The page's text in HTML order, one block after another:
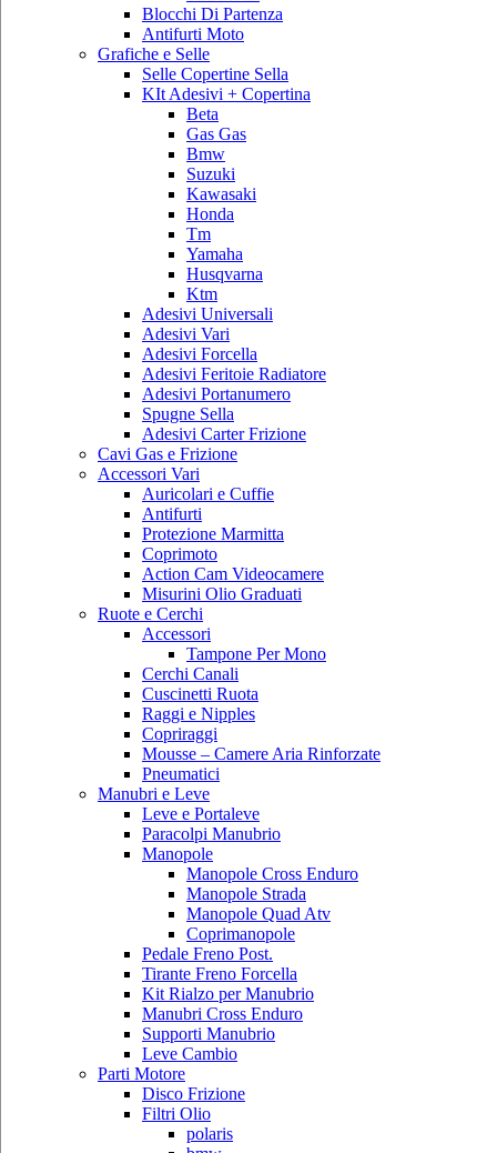
Blocchi Di Partenza
Antifurti Moto
Grafiche e Selle
Selle Copertine Sella
KIt Adesivi + Copertina
Beta
Gas Gas
Bmw
Suzuki
Kawasaki
Honda
Tm
Yamaha
Husqvarna
Ktm
Adesivi Universali
Adesivi Vari
Adesivi Forcella
Adesivi Feritoie Radiatore
Adesivi Portanumero
Spugne Sella
Adesivi Carter Frizione
Cavi Gas e Frizione
Accessori Vari
Auricolari e Cuffie
Antifurti
Protezione Marmitta
Coprimoto
Action Cam Videocamere
Misurini Olio Graduati
Ruote e Cerchi
Accessori
Tampone Per Mono
Cerchi Canali
Cuscinetti Ruota
Raggi e Nipples
Copriraggi
Mousse – Camere Aria Rinforzate
Pneumatici
Manubri e Leve
Leve e Portaleve
Paracolpi Manubrio
Manopole
Manopole Cross Enduro
Manopole Strada
Manopole Quad Atv
Coprimanopole
Pedale Freno Post.
Tirante Freno Forcella
Kit Rialzo per Manubrio
Manubri Cross Enduro
Supporti Manubrio
Leve Cambio
Parti Motore
Disco Frizione
Filtri Olio
polaris